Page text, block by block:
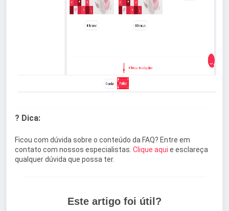
? Dica:
Ficou com dúvida sobre o conteúdo da FAQ? Entre em
contato com nossos especialistas. Clique aqui e esclareça
qualquer dúvida que possa ter.
Este artigo foi útil?